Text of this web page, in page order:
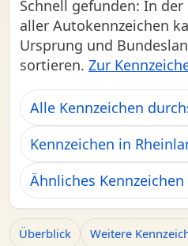
Schnell gefunden: In
aller Autokennzeichen
Ursprung und
sortieren. Zur
Alle Kennzeichen
Kennzeichen in
Ähnliches Kennzeichen
Überblick Weitere